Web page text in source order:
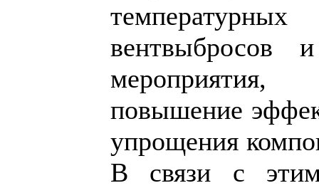
вентвыбросов
повышение
упрощения
В связи с этим